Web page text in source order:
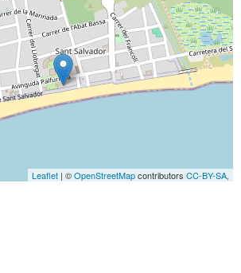
Leaflet | ©OpenStreetMapcontributors CC-BY-SA,